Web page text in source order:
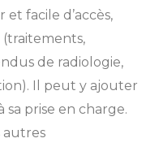
facile d’accès,
de radiologie,
Il peut y ajouter
prise en charge.
autres